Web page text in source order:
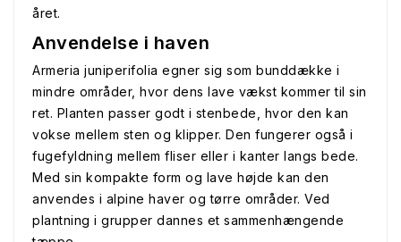
året.
Anvendelse i haven
Armeria juniperifolia egner sig som bunddække i
mindre områder, hvor dens lave vækst kommer til sin
ret. Planten passer godt i stenbede, hvor den kan
vokse mellem sten og klipper. Den fungerer også i
fugefyldning mellem fliser eller i kanter langs bede.
Med sin kompakte form og lave højde kan den
anvendes i alpine haver og tørre områder. Ved
plantning i grupper dannes et sammenhængende